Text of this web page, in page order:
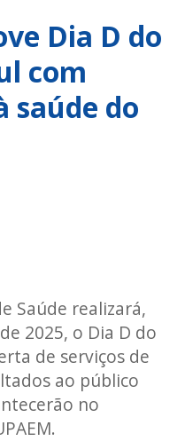
Dia D do
com
saúde do
Saúde realizará,
2025, o Dia D do
de serviços de
ao público
no